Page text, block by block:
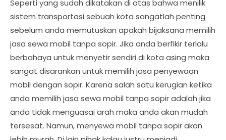
Seperti yang sudah dikatakan di atas bahwa menilik
sistem transportasi sebuah kota sangatlah penting
sebelum anda memutuskan apakah bijaksana memilih
jasa sewa mobil tanpa sopir. Jika anda berfikir terlalu
berbahaya untuk menyetir sendiri di kota asing maka
sangat disarankan untuk memilih jasa penyewaan
mobil dengan sopir. Karena salah satu kerugian ketika
anda memilih jasa sewa mobil tanpa sopir adalah jika
anda tidak menguasai arah maka anda akan mudah
tersesat. Namun, menyewa mobil tanpa sopir akan